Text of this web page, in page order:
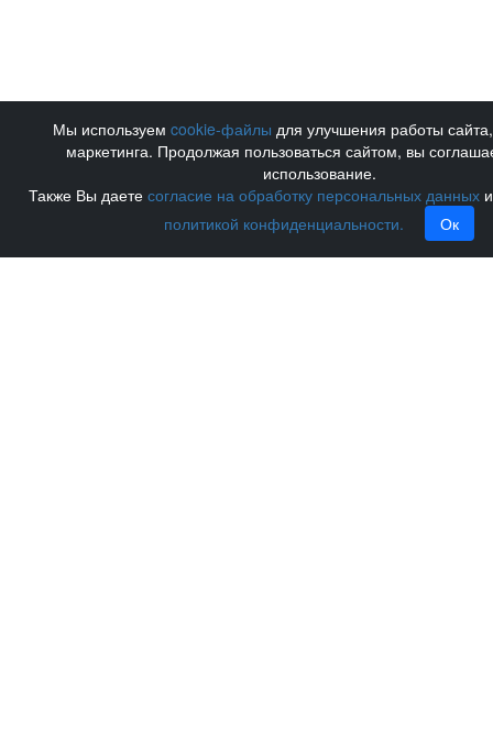
Мы используем cookie-файлы для улучшения работы
маркетинга. Продолжая пользоваться сайтом, вы
использование.
Также Вы даете согласие на обработку персональных данных
политикой конфиденциальности.
Ок